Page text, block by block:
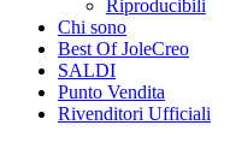
Riproducibili
Chi sono
Best Of JoleCreo
SALDI
Punto Vendita
Rivenditori Ufficiali